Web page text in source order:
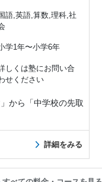
語,英語,算数,理科,社
学1年〜小学6年
しくは塾にお問い合
せください
から「中学校の先取
詳細をみる